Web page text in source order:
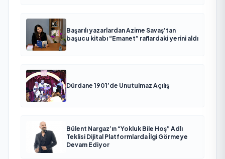
Başarılı yazarlardan Azime Savaş’tan
başucu kitabı “Emanet” raflardaki yerini aldı
Dürdane 1901’de Unutulmaz Açılış
Bülent Nargaz’ın “Yokluk Bile Hoş” Adlı
Teklisi Dijital Platformlarda İlgi Görmeye
Devam Ediyor